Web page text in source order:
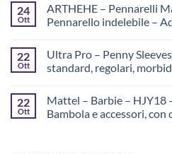
24
Ott
ARTHEHE – Pennarelli
Pennarello indelebile –
22
Ott
Ultra Pro – Penny
standard, regolari,
22
Ott
Mattel – Barbie – HJY18
Bambola e accessori,